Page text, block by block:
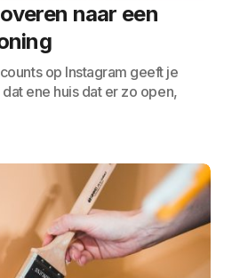
naar een
op Instagram geeft je
ene huis dat er zo open,